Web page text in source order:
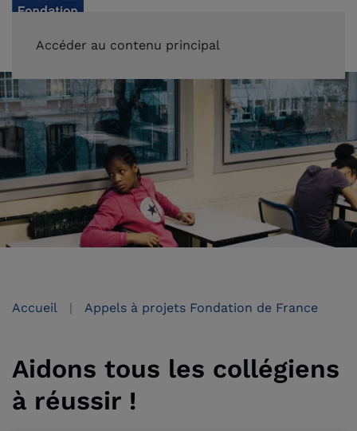
Accéder au contenu principal
Accueil Appels à projets Fondation de France
Aidons tous les collégiens
à réussir !